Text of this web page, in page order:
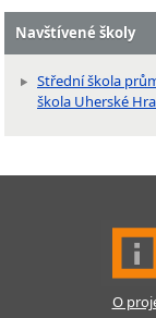
Navštívené školy
Střední škola
škola Uherské
O